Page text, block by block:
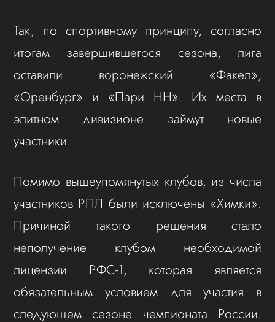
Так, по спортивному принципу, согласно
итогам завершившегося сезона, лига
оставили воронежский «Факел»,
«Оренбург» и «Пари НН». Их места в
элитном дивизионе займут новые
участники.
Помимо вышеупомянутых клубов, из числа
участников РПЛ были исключены «Химки».
Причиной такого решения стало
неполучение клубом необходимой
лицензии РФС-1, которая является
обязательным условием для участия в
следующем сезоне чемпионата России.